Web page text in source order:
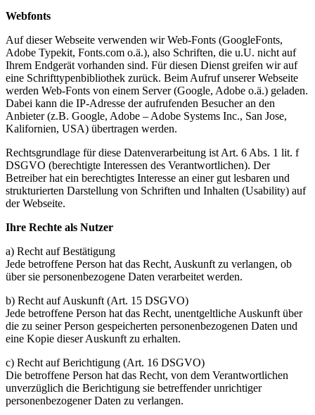
Webfonts
Auf dieser Webseite verwenden wir Web-Fonts (GoogleFonts,
Adobe Typekit, Fonts.com o.ä.), also Schriften, die u.U. nicht auf
Ihrem Endgerät vorhanden sind. Für diesen Dienst greifen wir auf
eine Schrifttypenbibliothek zurück. Beim Aufruf unserer Webseite
werden Web-Fonts von einem Server (Google, Adobe o.ä.) geladen.
Dabei kann die IP-Adresse der aufrufenden Besucher an den
Anbieter (z.B. Google, Adobe – Adobe Systems Inc., San Jose,
Kalifornien, USA) übertragen werden.
Rechtsgrundlage für diese Datenverarbeitung ist Art. 6 Abs. 1 lit. f
DSGVO (berechtigte Interessen des Verantwortlichen). Der
Betreiber hat ein berechtigtes Interesse an einer gut lesbaren und
strukturierten Darstellung von Schriften und Inhalten (Usability) auf
der Webseite.
Ihre Rechte als Nutzer
a) Recht auf Bestätigung
Jede betroffene Person hat das Recht, Auskunft zu verlangen, ob
über sie personenbezogene Daten verarbeitet werden.
b) Recht auf Auskunft (Art. 15 DSGVO)
Jede betroffene Person hat das Recht, unentgeltliche Auskunft über
die zu seiner Person gespeicherten personenbezogenen Daten und
eine Kopie dieser Auskunft zu erhalten.
c) Recht auf Berichtigung (Art. 16 DSGVO)
Die betroffene Person hat das Recht, von dem Verantwortlichen
unverzüglich die Berichtigung sie betreffender unrichtiger
personenbezogener Daten zu verlangen.